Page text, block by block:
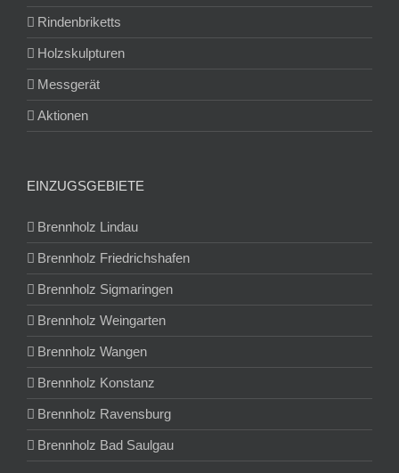
Rindenbriketts
Holzskulpturen
Messgerät
Aktionen
EINZUGSGEBIETE
Brennholz Lindau
Brennholz Friedrichshafen
Brennholz Sigmaringen
Brennholz Weingarten
Brennholz Wangen
Brennholz Konstanz
Brennholz Ravensburg
Brennholz Bad Saulgau